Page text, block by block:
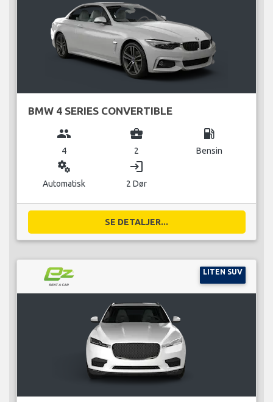
BMW 4 SERIES CONVERTIBLE
group
4
business_center
2
local_gas_station
Bensin
miscellaneous_services
Automatisk
login
2 Dør
SE DETALJER...
LITEN SUV